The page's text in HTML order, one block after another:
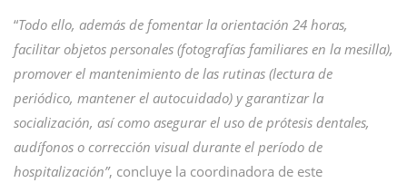
“Todo ello, además de fomentar la orientación 24 horas,
facilitar objetos personales (fotografías familiares en la mesilla),
promover el mantenimiento de las rutinas (lectura de
periódico, mantener el autocuidado) y garantizar la
socialización, así como asegurar el uso de prótesis dentales,
audífonos o corrección visual durante el período de
hospitalización”, concluye la coordinadora de este